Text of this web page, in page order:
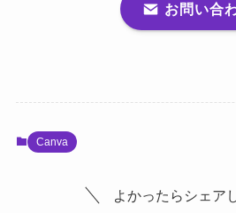
お問い合
Canva
よかったらシェア